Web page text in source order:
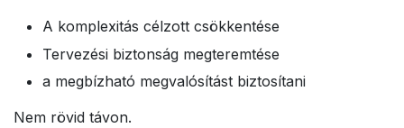
A komplexitás célzott csökkentése
Tervezési biztonság megteremtése
a megbízható megvalósítást biztosítani
Nem rövid távon.